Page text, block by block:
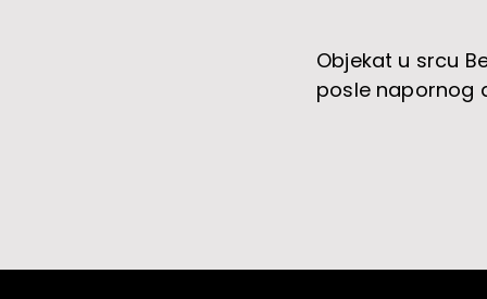
Objekat u srcu
posle napornog